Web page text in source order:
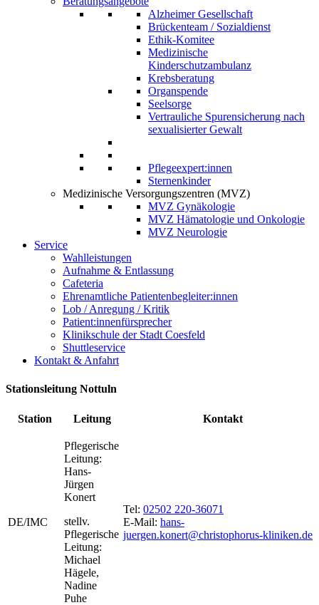
Alzheimer Gesellschaft
Brückenteam / Sozialdienst
Ethik-Komitee
Medizinische
Kinderschutzambulanz
Krebsberatung
Organspende
Seelsorge
Vertrauliche Spurensicherung nach
sexualisierter Gewalt
Pflegeexpert:innen
Sternenkinder
Medizinische Versorgungszentren (MVZ)
MVZ Gynäkologie
MVZ Hämatologie und Onkologie
MVZ Neurologie
Service
Wahlleistungen
Aufnahme & Entlassung
Cafeteria
Ehrenamtliche Patientenbegleiter:innen
Lob / Anregung / Kritik
Patient:innenfürsprecher
Klinikschule der Stadt Coesfeld
Shuttleservice
Kontakt & Anfahrt
Stationsleitung Nottuln
Station Leitung Kontakt
DE/IMC
Pflegerische
Leitung:
Hans-
Jürgen
Konert
stellv.
Pflegerische
Leitung:
Michael
Hägele,
Nadine
Puhe
Tel: 02502 220-36071
E-Mail: hans-
juergen.konert@christophorus-kliniken.de